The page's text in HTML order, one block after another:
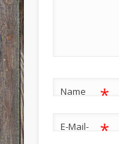
Name *
E-Mail-
*